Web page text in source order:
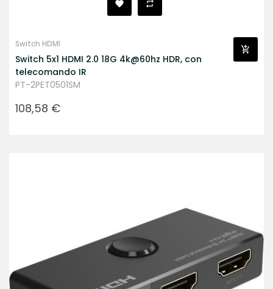
Switch HDMI
Switch 5x1 HDMI 2.0 18G 4k@60hz HDR, con
telecomando IR
PT-2PET0501SM
Prezzo
108,58 €